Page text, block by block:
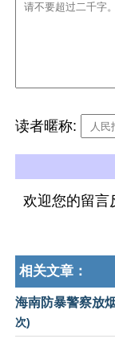
读者暱称:
欢迎您的留言
相关文章：
海南防暴警察放
次)